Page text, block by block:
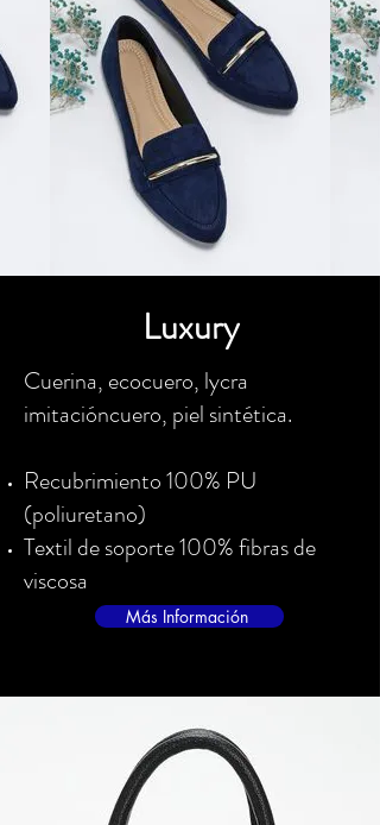
Luxury
Cuerina, ecocuero, lycra
imitacióncuero, piel sintética.
Recubrimiento 100% PU
(poliuretano)
Textil de soporte 100% fibras de
viscosa
Más Información